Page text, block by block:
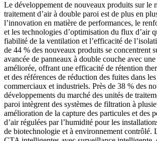
Le développement de nouveaux produits sur le
traitement d’air à double paroi est de plus en
l’innovation en matière de performances, le
et les technologies d’optimisation du flux d’air
fiabilité de la ventilation et l’efficacité de
de 44 % des nouveaux produits se concentrent
avancée de panneaux à double couche avec
améliorée, offrant une efficacité de rétention
et des références de réduction des fuites dans
commerciaux et industriels. Près de 38 % des
développements du marché des unités de
paroi intègrent des systèmes de filtration à
amélioration de la capture des particules et des
d’air régulées par l’humidité pour les
de biotechnologie et à environnement contrôlé.